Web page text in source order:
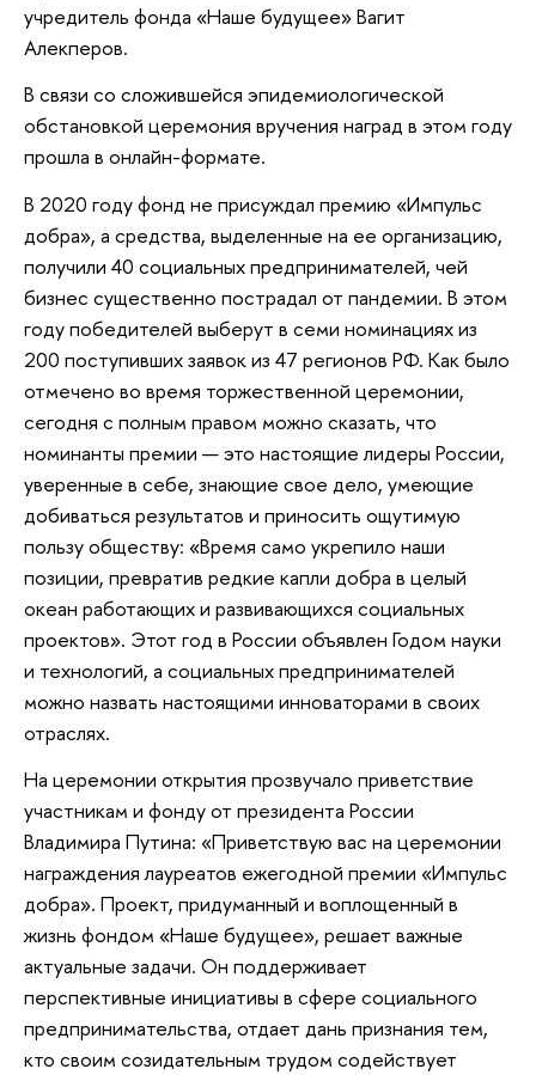
учредитель фонда «Наше будущее» Вагит
Алекперов.
В связи со сложившейся эпидемиологической
обстановкой церемония вручения наград в этом году
прошла в онлайн-формате.
В 2020 году фонд не присуждал премию «Импульс
добра», а средства, выделенные на ее организацию,
получили 40 социальных предпринимателей, чей
бизнес существенно пострадал от пандемии. В этом
году победителей выберут в семи номинациях из
200 поступивших заявок из 47 регионов РФ. Как было
отмечено во время торжественной церемонии,
сегодня с полным правом можно сказать, что
номинанты премии — это настоящие лидеры России,
уверенные в себе, знающие свое дело, умеющие
добиваться результатов и приносить ощутимую
пользу обществу: «Время само укрепило наши
позиции, превратив редкие капли добра в целый
океан работающих и развивающихся социальных
проектов». Этот год в России объявлен Годом науки
и технологий, а социальных предпринимателей
можно назвать настоящими инноваторами в своих
отраслях.
На церемонии открытия прозвучало приветствие
участникам и фонду от президента России
Владимира Путина: «Приветствую вас на церемонии
награждения лауреатов ежегодной премии «Импульс
добра». Проект, придуманный и воплощенный в
жизнь фондом «Наше будущее», решает важные
актуальные задачи. Он поддерживает
перспективные инициативы в сфере социального
предпринимательства, отдает дань признания тем,
кто своим созидательным трудом содействует